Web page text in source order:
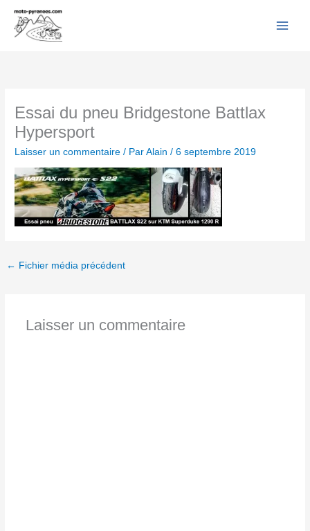
contenu
Essai du pneu Bridgestone Battlax
Hypersport
Laisser un commentaire / ParAlain/6 septembre 2019
← Fichier média précédent
Laisser un commentaire